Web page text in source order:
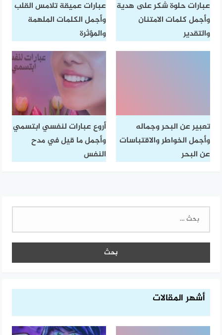
عبارات حلوة شكر على هدية
وأجمل كلمات الامتنان
والتقدير
عبارات عميقة تلامس القلب
وأجمل الكلمات الملهمة
والمؤثرة
تعبير عن البحر وجماله
وأجمل الخواطر والاقتباسات
عن البحر
أروع عبارات لنفسي ابتسمي
وأجمل ما قيل في مدح
النفس
البحث
أشهر المقالات